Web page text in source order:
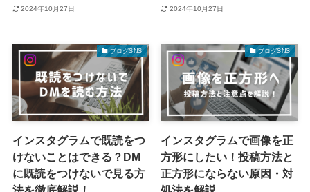
2024年10月27日 2024年10月27日
ブログSNS
インスタグラムで既読をつ
けないことはできる？DM
に既読をつけないで見る方
ブログSNS
インスタグラムで画像を正
方形にしたい！投稿方法と
正方形にならない原因・対